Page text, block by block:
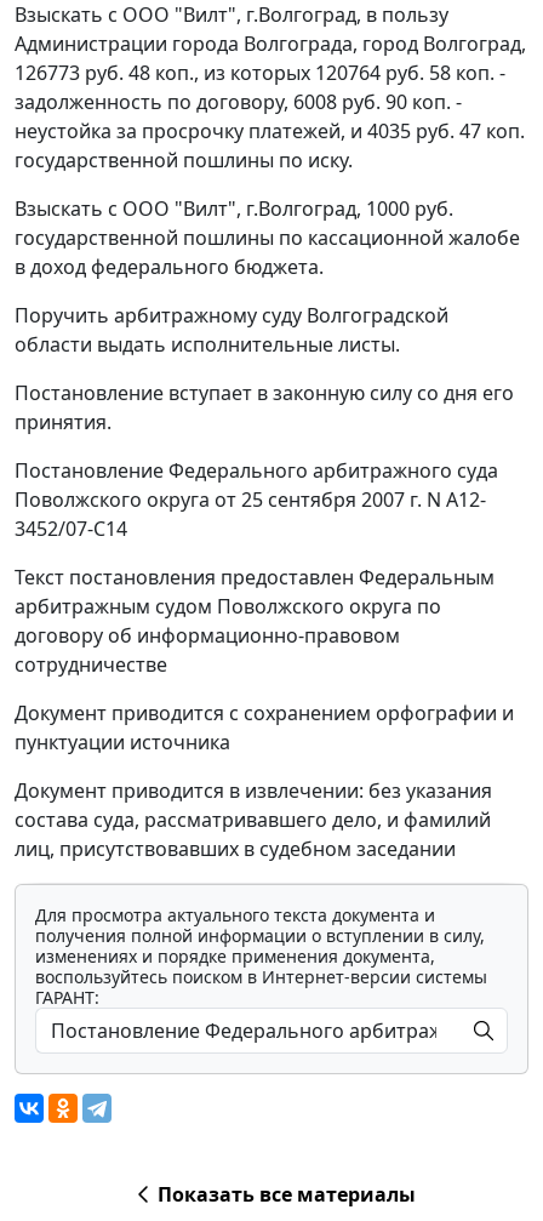
Взыскать с ООО "Вилт", г.Волгоград, в пользу
Администрации города Волгограда, город Волгоград,
126773 руб. 48 коп., из которых 120764 руб. 58 коп. -
задолженность по договору, 6008 руб. 90 коп. -
неустойка за просрочку платежей, и 4035 руб. 47 коп.
государственной пошлины по иску.
Взыскать с ООО "Вилт", г.Волгоград, 1000 руб.
государственной пошлины по кассационной жалобе
в доход федерального бюджета.
Поручить арбитражному суду Волгоградской
области выдать исполнительные листы.
Постановление вступает в законную силу со дня его
принятия.
Постановление Федерального арбитражного суда
Поволжского округа от 25 сентября 2007 г. N А12-
3452/07-С14
Текст постановления предоставлен Федеральным
арбитражным судом Поволжского округа по
договору об информационно-правовом
сотрудничестве
Документ приводится с сохранением орфографии и
пунктуации источника
Документ приводится в извлечении: без указания
состава суда, рассматривавшего дело, и фамилий
лиц, присутствовавших в судебном заседании
Для просмотра актуального текста документа и
получения полной информации о вступлении в силу,
изменениях и порядке применения документа,
воспользуйтесь поиском в Интернет-версии системы
ГАРАНТ:
Показать все материалы